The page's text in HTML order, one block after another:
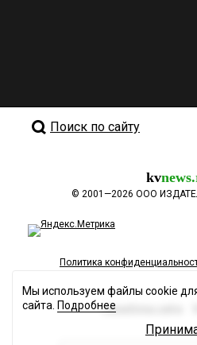
Поиск по сайту
kv
© 2001—2026 ООО
Политика
Разработка сайта
Мы используем файлы cookie
сайта. Подробнее